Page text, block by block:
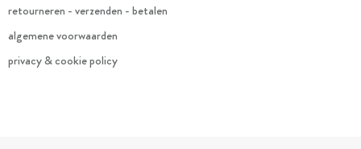
retourneren - verzenden - betalen
algemene voorwaarden
privacy & cookie policy